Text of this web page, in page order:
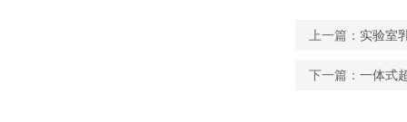
上一篇： 实验室
下一篇： 一体式